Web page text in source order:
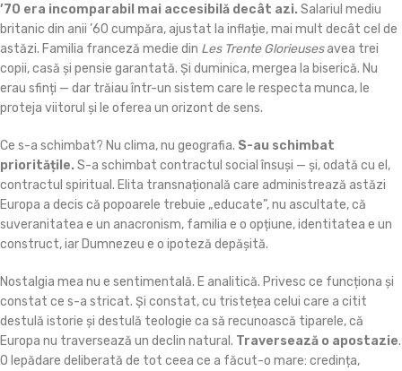
’70 era incomparabil mai accesibilă decât azi. Salariul mediu
britanic din anii ’60 cumpăra, ajustat la inflație, mai mult decât cel de
astăzi. Familia franceză medie din Les Trente Glorieusesavea trei
copii, casă și pensie garantată. Și duminica, mergea la biserică. Nu
erau sfinți — dar trăiau într-un sistem care le respecta munca, le
proteja viitorul și le oferea un orizont de sens.
Ce s-a schimbat? Nu clima, nu geografia. S-au schimbat
prioritățile. S-a schimbat contractul social însuși — și, odată cu el,
contractul spiritual. Elita transnațională care administrează astăzi
Europa a decis că popoarele trebuie „educate”, nu ascultate, că
suveranitatea e un anacronism, familia e o opțiune, identitatea e un
construct, iar Dumnezeu e o ipoteză depășită.
Nostalgia mea nu e sentimentală. E analitică. Privesc ce funcționa și
constat ce s-a stricat. Și constat, cu tristețea celui care a citit
destulă istorie și destulă teologie ca să recunoască tiparele, că
Europa nu traversează un declin natural. Traversează o apostazie.
O lepădare deliberată de tot ceea ce a făcut-o mare: credința,